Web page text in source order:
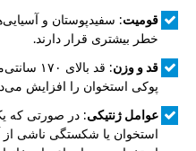
قومیت: سفیدپوستان و
خطر بیشتری قرار دارند.
قد و وزن
پوکی استخوان را افزایش
عوامل ژنتیکی: در صورتی که
استخوان یا شکستگی ناشی از